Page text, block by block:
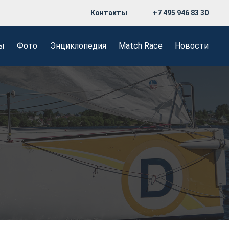
Контакты +7 495 946 83 30
Фото Энциклопедия Match Race Новости